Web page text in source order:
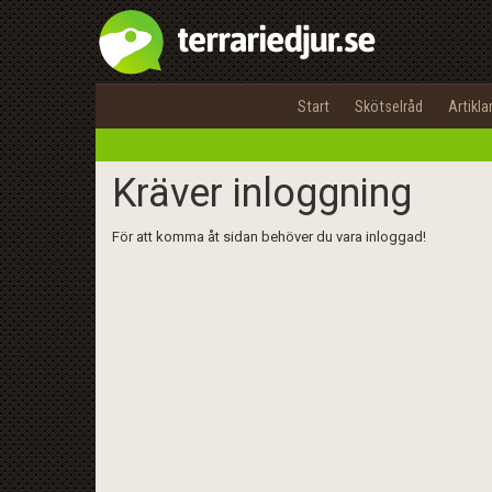
Start Skötselråd Artiklar
Kräver inloggning
För att komma åt sidan behöver du vara inloggad!